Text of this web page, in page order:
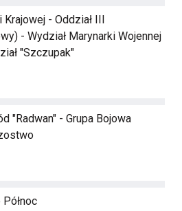
Krajowej - Oddział III
- Wydział Marynarki Wojennej
"Szczupak"
"Radwan" - Grupa Bojowa